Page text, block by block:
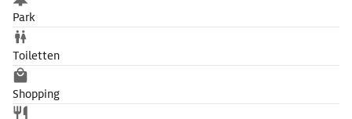
Park
Toiletten
Shopping